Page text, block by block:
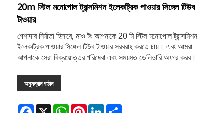
20m স্টিল মনোপোল ট্রান্সমিশন ইলেকট্রিক পাওয়ার সিঙ্গেল টিউব
টাওয়ার
পেশাদার নির্মাতা হিসাবে, মাও টং আপনাকে 20 মি স্টিল মনোপোল ট্রান্সমিশন
ইলেকট্রিক পাওয়ার সিঙ্গেল টিউব টাওয়ার সরবরাহ করতে চায়। এবং আমরা
আপনাকে সেরা বিক্রয়োত্তর পরিষেবা এবং সময়মত ডেলিভারি অফার করব।
অনুসন্ধান পাঠান
Facebook
X WhatsAppPinterestLinkedIn